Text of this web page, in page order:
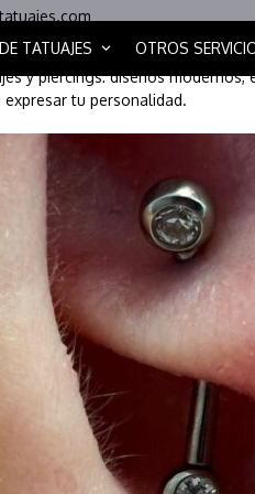
TATUAJES OTROS
y piercings: diseños
tu personalidad.